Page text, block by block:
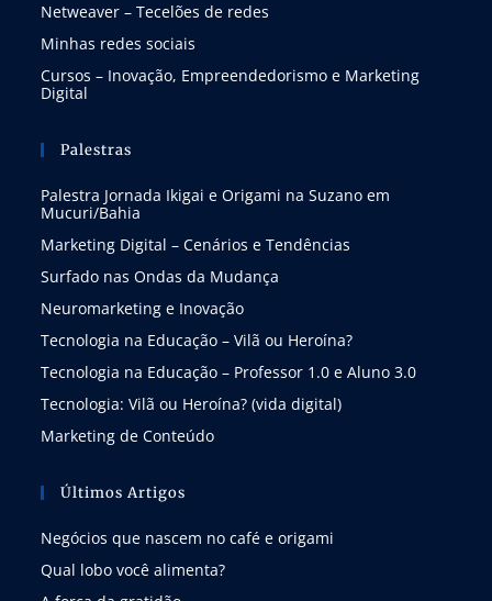
Netweaver – Tecelões de redes
Minhas redes sociais
Cursos – Inovação, Empreendedorismo e Marketing
Digital
Palestras
Palestra Jornada Ikigai e Origami na Suzano em
Mucuri/Bahia
Marketing Digital – Cenários e Tendências
Surfado nas Ondas da Mudança
Neuromarketing e Inovação
Tecnologia na Educação – Vilã ou Heroína?
Tecnologia na Educação – Professor 1.0 e Aluno 3.0
Tecnologia: Vilã ou Heroína? (vida digital)
Marketing de Conteúdo
Últimos Artigos
Negócios que nascem no café e origami
Qual lobo você alimenta?